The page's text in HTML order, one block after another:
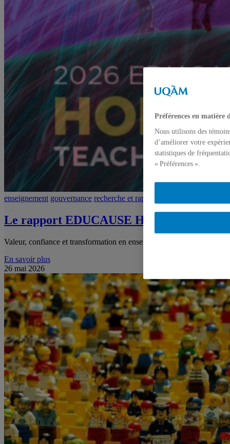
enseignement gouvernance recherche et rapport
Le rapport EDUCAUSE Horizon 2026
Valeur, confiance et transformation en enseignement supérieur
En savoir plus
26 mai 2026
Préférences en matière
Nous utilisons des
d’améliorer votre
statistiques de
« Préférences ».